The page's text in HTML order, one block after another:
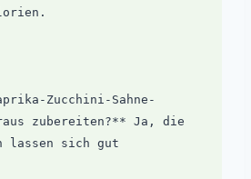
Zucchini-Sahne-
zubereiten?** Ja, die
lassen sich gut